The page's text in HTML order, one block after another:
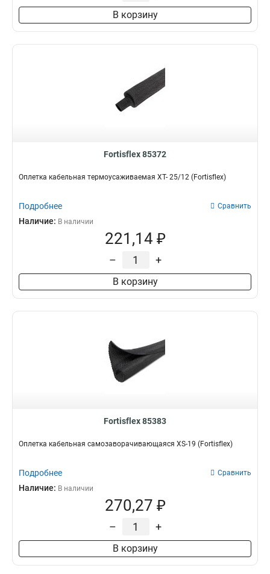
В корзину
Fortisflex 85372
Оплетка кабельная термоусаживаемая XT- 25/12 (Fortisflex)
Подробнее Сравнить
Наличие: В наличии
221,14 ₽
– +
В корзину
Fortisflex 85383
Оплетка кабельная самозаворачивающаяся XS-19 (Fortisflex)
Подробнее Сравнить
Наличие: В наличии
270,27 ₽
– +
В корзину